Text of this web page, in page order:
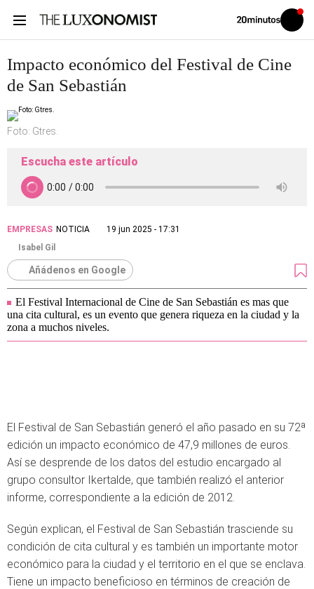
Volver
Iniciar
sesión
Impacto económico del Festival de Cine
de San Sebastián
Foto: Gtres.
Escucha este artículo
EMPRESAS NOTICIA
19 jun 2025 - 17:31
Isabel Gil
Añádenos en Google
El Festival Internacional de Cine de San Sebastián es mas que
una cita cultural, es un evento que genera riqueza en la ciudad y la
zona a muchos niveles.
El Festival de San Sebastián generó el año pasado en su 72ª
edición un impacto económico de 47,9 millones de euros.
Así se desprende de los datos del estudio encargado al
grupo consultor Ikertalde, que también realizó el anterior
informe, correspondiente a la edición de 2012.
Según explican, el Festival de San Sebastián trasciende su
condición de cita cultural y es también un importante motor
económico para la ciudad y el territorio en el que se enclava.
Tiene un impacto beneficioso en términos de creación de